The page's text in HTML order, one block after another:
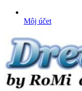
Môj účet